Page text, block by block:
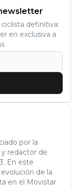
definitiva:
en exclusiva a
por la
redactor de
En este
de la
en el Movistar